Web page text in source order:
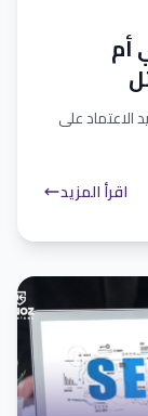
أم
الاعتماد على
اقرأ المزيد